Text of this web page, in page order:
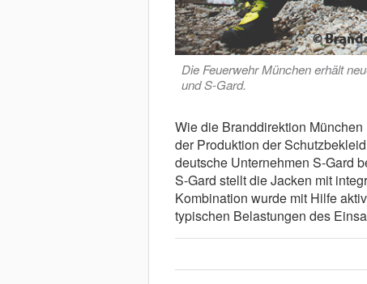
Die Feuerwehr München erhält
und S-Gard.
Wie die Branddirektion
der Produktion der
deutsche Unternehmen S-Gard
S-Gard stellt die Jacken mit
Kombination wurde mit Hilfe
typischen Belastungen des